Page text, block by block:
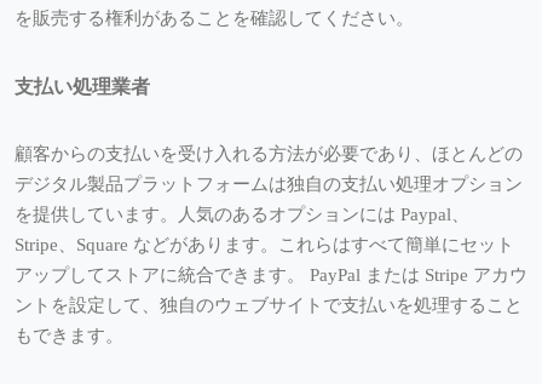
を販売する権利があることを確認してください。
支払い処理業者
顧客からの支払いを受け入れる方法が必要であり、ほとんどの
デジタル製品プラットフォームは独自の支払い処理オプション
を提供しています。人気のあるオプションには Paypal、
Stripe、Square などがあります。これらはすべて簡単にセット
アップしてストアに統合できます。 PayPal または Stripe アカウ
ントを設定して、独自のウェブサイトで支払いを処理すること
もできます。